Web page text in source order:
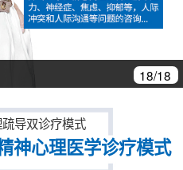
18/18
导双诊疗模式
神心理医学诊疗模式